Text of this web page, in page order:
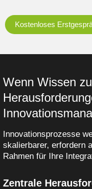
Kostenloses
Wenn Wissen
Innovationsprozesse
skalierbarer, erfordern
Rahmen für Ihre
Zentrale